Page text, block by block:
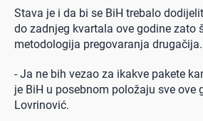
Stava je i da bi se BiH trebalo
do zadnjeg kvartala ove godine zato
metodologija pregovaranja drugačija.
- Ja ne bih vezao za ikakve pakete
je BiH u posebnom položaju sve ove
Lovrinović.